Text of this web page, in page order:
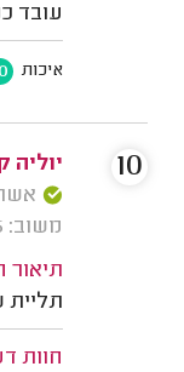
עובד
איכות
יוליה
אשרור:
משוב: 10/12/2025
תיאור
תליית
חוות
10